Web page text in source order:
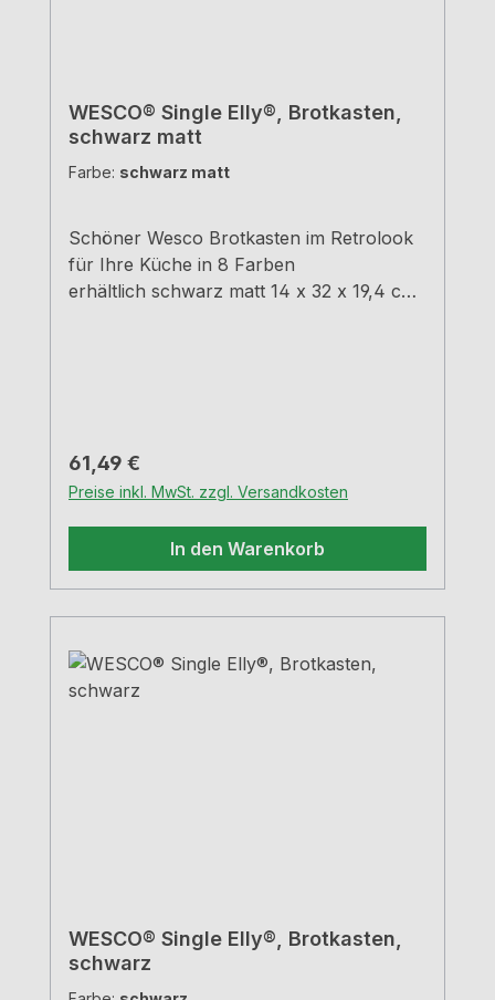
WESCO® Single Elly®, Brotkasten,
schwarz matt
Farbe: schwarz matt
Schöner Wesco Brotkasten im Retrolook
für Ihre Küche in 8 Farben
erhältlich schwarz matt 14 x 32 x 19,4 cm
Regulärer Preis:
61,49 €
Preise inkl. MwSt. zzgl. Versandkosten
In den Warenkorb
WESCO® Single Elly®, Brotkasten,
schwarz